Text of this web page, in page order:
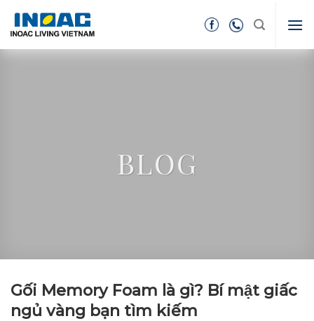
BLOG
Gối Memory Foam là gì? Bí mật giấc
ngủ vàng bạn tìm kiếm